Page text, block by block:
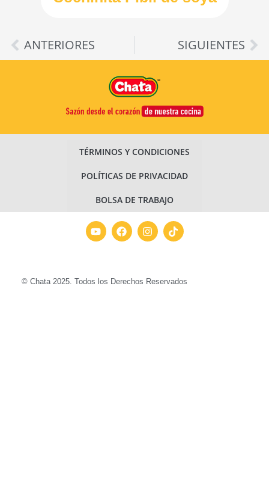
ANTERIORES SIGUIENTES
TÉRMINOS Y CONDICIONES
POLÍTICAS DE PRIVACIDAD
BOLSA DE TRABAJO
© Chata 2025. Todos los Derechos Reservados